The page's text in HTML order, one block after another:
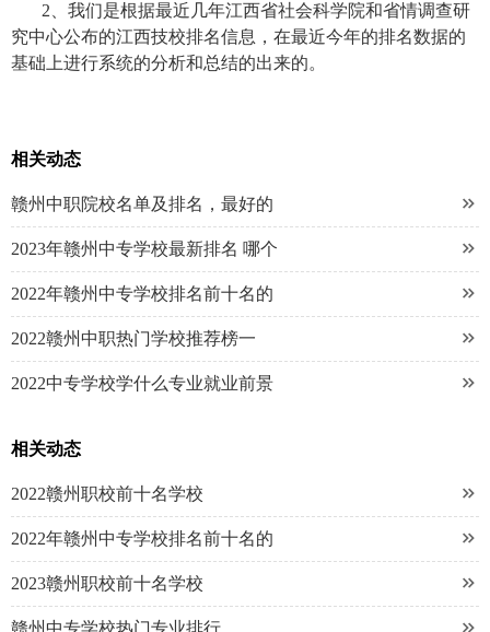
2、我们是根据最近几年江西省社会科学院和省情调查研
究中心公布的江西技校排名信息，在最近今年的排名数据的
基础上进行系统的分析和总结的出来的。
相关动态

赣州中职院校名单及排名，最好的

2023年赣州中专学校最新排名 哪个

2022年赣州中专学校排名前十名的

2022赣州中职热门学校推荐榜一

2022中专学校学什么专业就业前景
相关动态

2022赣州职校前十名学校

2022年赣州中专学校排名前十名的

2023赣州职校前十名学校